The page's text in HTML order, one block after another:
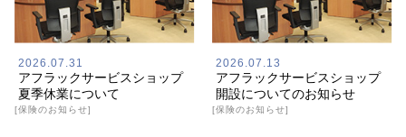
2026.07.31
アフラックサービスショップ
夏季休業について
[保険のお知らせ]
2026.07.13
アフラックサービスショップ
開設についてのお知らせ
[保険のお知らせ]